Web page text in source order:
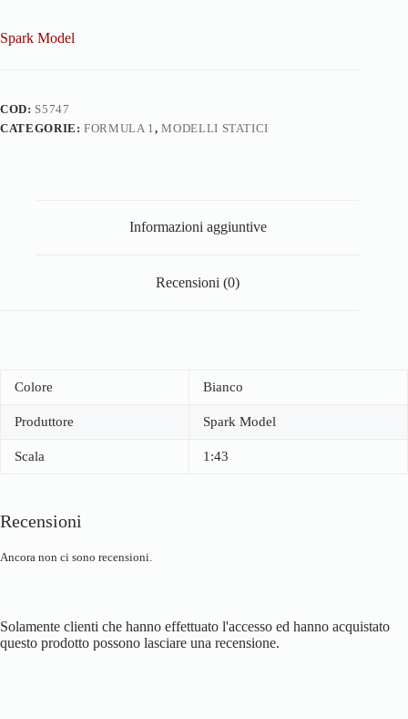
Spark Model
COD: S5747
CATEGORIE:FORMULA 1,MODELLI STATICI
Informazioni aggiuntive
Recensioni (0)
Colore Bianco
Produttore Spark Model
Scala 1:43
Recensioni
Ancora non ci sono recensioni.
Solamente clienti che hanno effettuato l'accesso ed hanno acquistato
questo prodotto possono lasciare una recensione.